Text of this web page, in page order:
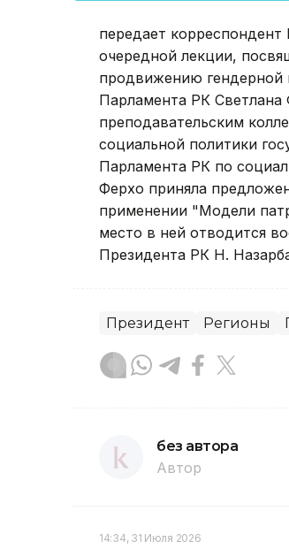
передает
очередной лекции,
продвижению гендерной
Парламента РК Светлана
преподавательским
социальной политики
Парламента РК по
Ферхо приняла
применении "Модели
место в ней отводится
Президента РК Н.
Президент Регионы
без автора
Автор
14:34, 31 Июля 2026